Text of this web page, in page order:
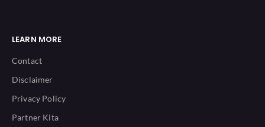
LEARN MORE
Contact
Disclaimer
Privacy Policy
Partner Kita